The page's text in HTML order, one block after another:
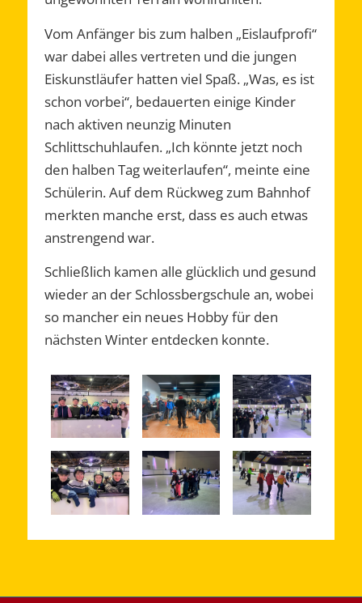
Vom Anfänger bis zum halben „Eislaufprofi“
war dabei alles vertreten und die jungen
Eiskunstläufer hatten viel Spaß. „Was, es ist
schon vorbei“, bedauerten einige Kinder
nach aktiven neunzig Minuten
Schlittschuhlaufen. „Ich könnte jetzt noch
den halben Tag weiterlaufen“, meinte eine
Schülerin. Auf dem Rückweg zum Bahnhof
merkten manche erst, dass es auch etwas
anstrengend war.
Schließlich kamen alle glücklich und gesund
wieder an der Schlossbergschule an, wobei
so mancher ein neues Hobby für den
nächsten Winter entdecken konnte.